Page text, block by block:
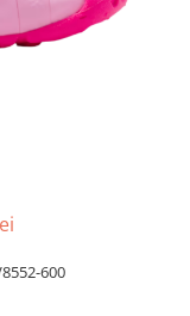
600